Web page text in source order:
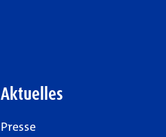
Aktuelles
Presse